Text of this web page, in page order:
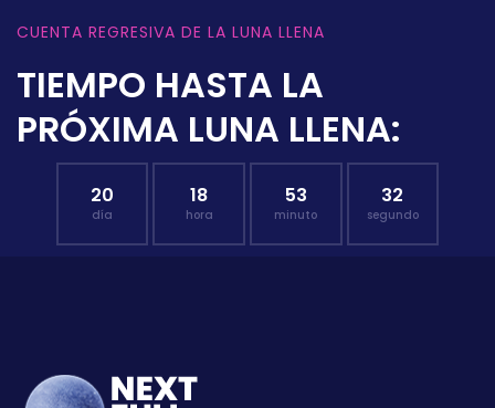
CUENTA REGRESIVA DE LA LUNA LLENA
TIEMPO HASTA LA
PRÓXIMA LUNA LLENA:
20
día
18
hora
53
minuto
31
segundo